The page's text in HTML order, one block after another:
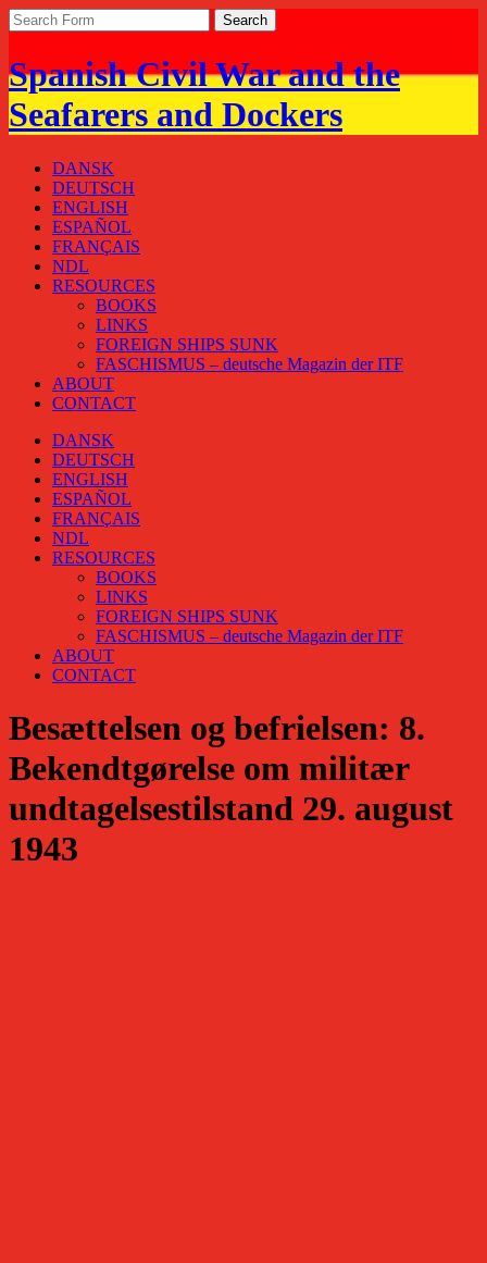
Spanish Civil War and the
Seafarers and Dockers
DANSK
DEUTSCH
ENGLISH
ESPAÑOL
FRANÇAIS
NDL
RESOURCES
BOOKS
LINKS
FOREIGN SHIPS SUNK
FASCHISMUS – deutsche Magazin der ITF
ABOUT
CONTACT
DANSK
DEUTSCH
ENGLISH
ESPAÑOL
FRANÇAIS
NDL
RESOURCES
BOOKS
LINKS
FOREIGN SHIPS SUNK
FASCHISMUS – deutsche Magazin der ITF
ABOUT
CONTACT
Besættelsen og befrielsen: 8.
Bekendtgørelse om militær
undtagelsestilstand 29. august
1943